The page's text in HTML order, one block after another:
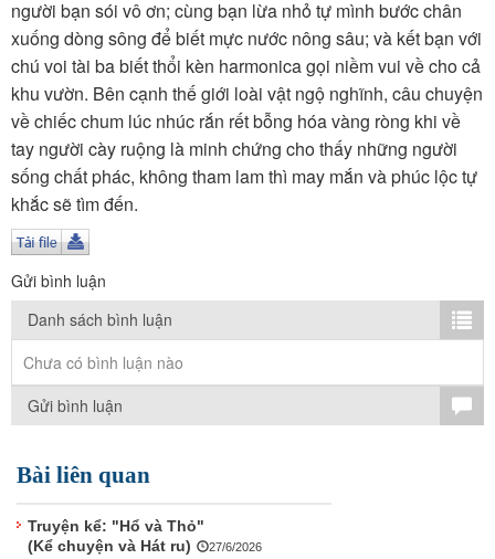
TÌM KIẾM
Vận hành bởi QI Corp
người bạn sói vô ơn; cùng bạn lừa nhỏ tự mình bước chân
xuống dòng sông để biết mực nước nông sâu; và kết bạn với
chú voi tài ba biết thổi kèn harmonica gọi niềm vui về cho cả
khu vườn. Bên cạnh thế giới loài vật ngộ nghĩnh, câu chuyện
về chiếc chum lúc nhúc rắn rết bỗng hóa vàng ròng khi về
tay người cày ruộng là minh chứng cho thấy những người
sống chất phác, không tham lam thì may mắn và phúc lộc tự
khắc sẽ tìm đến.
Gửi bình luận
Danh sách bình luận
Chưa có bình luận nào
Gửi bình luận
Bài liên quan
Truyện kể: "Hổ và Thỏ"
(Kể chuyện và Hát ru)
27/6/2026